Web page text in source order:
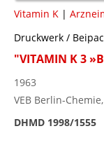
Vitamin K |
Druckwerk /
"VITAMIN K 3
1963
VEB Berlin-
DHMD 1998/1555